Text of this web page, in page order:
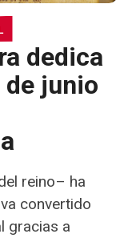
dedica
junio
reino– ha
convertido
gracias a